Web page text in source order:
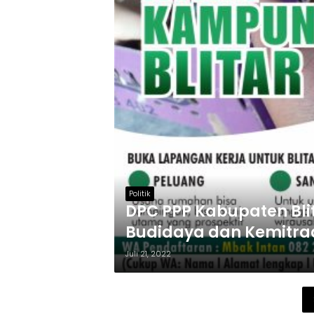
Politik
DPC PPP Kabupaten
Budidaya dan
Juli 21, 2022